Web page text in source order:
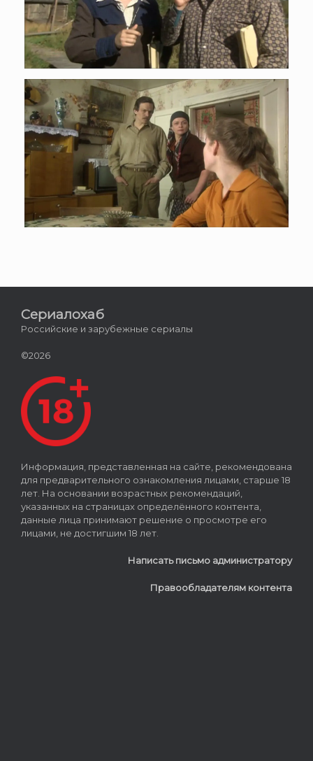
Сериалохаб
Российские и зарубежные сериалы
©2026
Информация, представленная на сайте, рекомендована
для предварительного ознакомления лицами, старше 18
лет. На основании возрастных рекомендаций,
указанных на страницах определённого контента,
данные лица принимают решение о просмотре его
лицами, не достигшим 18 лет.
Написать письмо администратору
Правообладателям контента